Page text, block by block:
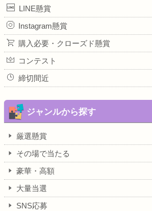
LINE懸賞
Instagram懸賞
購入必要・クローズド懸賞
コンテスト
締切間近
ジャンルから探す
厳選懸賞
その場で当たる
豪華・高額
大量当選
SNS応募